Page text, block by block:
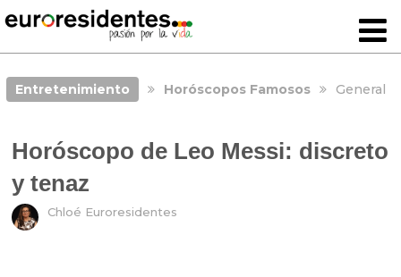
Entretenimiento Horóscopos Famosos General
Horóscopo de Leo Messi: discreto
y tenaz
Chloé Euroresidentes